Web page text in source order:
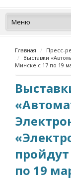
Главная
Пресс-
Выставки
Минске с 17 по 19
по 19